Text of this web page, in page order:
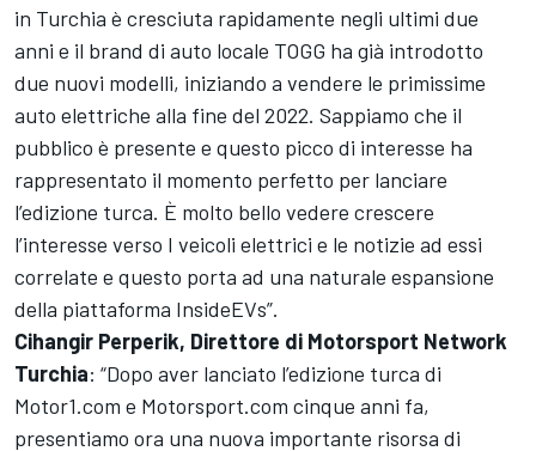
in Turchia è cresciuta rapidamente negli ultimi due
anni e il brand di auto locale TOGG ha già introdotto
due nuovi modelli, iniziando a vendere le primissime
auto elettriche alla fine del 2022. Sappiamo che il
pubblico è presente e questo picco di interesse ha
rappresentato il momento perfetto per lanciare
l’edizione turca. È molto bello vedere crescere
l’interesse verso I veicoli elettrici e le notizie ad essi
correlate e questo porta ad una naturale espansione
della piattaforma InsideEVs”.
Cihangir Perperik, Direttore di Motorsport Network
Turchia: “Dopo aver lanciato l’edizione turca di
Motor1.com e Motorsport.com cinque anni fa,
presentiamo ora una nuova importante risorsa di